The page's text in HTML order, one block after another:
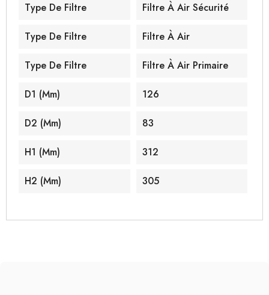
Type De Filtre Filtre À Air Sécurité
Type De Filtre Filtre À Air
Type De Filtre Filtre À Air Primaire
D1 (mm) 126
D2 (mm) 83
H1 (mm) 312
H2 (mm) 305